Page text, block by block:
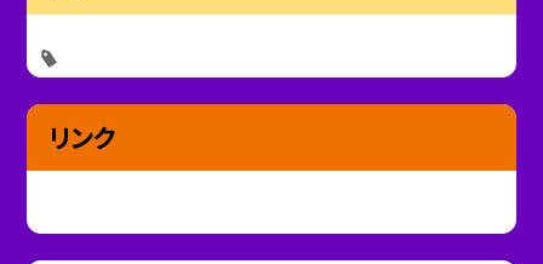
リンク